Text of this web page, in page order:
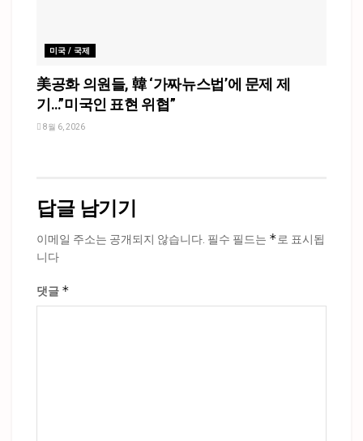
미국 / 국제
美공화 의원들, 韓 ‘가짜뉴스법’에 문제 제
기…”미국인 표현 위협”
8월 6, 2026
답글 남기기
이메일 주소는 공개되지 않습니다. 필수 필드는 *로 표시됩
니다
댓글 *